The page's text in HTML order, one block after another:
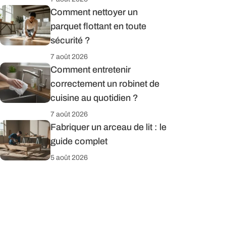
Comment nettoyer un
parquet flottant en toute
sécurité ?
7 août 2026
Comment entretenir
correctement un robinet de
cuisine au quotidien ?
7 août 2026
Fabriquer un arceau de lit : le
guide complet
5 août 2026